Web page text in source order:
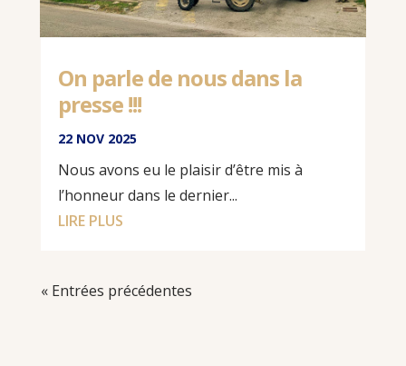
On parle de nous dans la
presse !!!
22 NOV 2025
Nous avons eu le plaisir d’être mis à
l’honneur dans le dernier...
LIRE PLUS
« Entrées précédentes